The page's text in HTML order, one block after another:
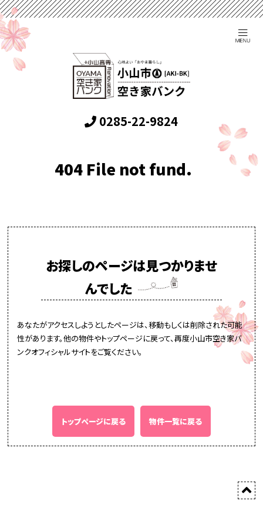
0285-22-9824
404 File not fund.
お探しのページは見つかりませ
んでした
あなたがアクセスしようとしたページは、移動もしくは削除された可能
性があります。他の物件やトップページに戻って、再度小山市空き家バ
ンクオフィシャルサイトをご覧ください。
トップページに戻る 物件一覧に戻る